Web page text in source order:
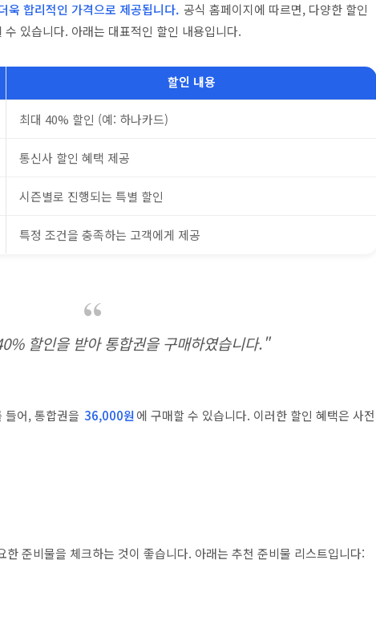
욱 합리적인 가격으로 제공됩니다. 공식 홈페이지에 따르면, 다양한 할인
있습니다. 아래는 대표적인 할인 내용입니다.
할인 내용
최대 40% 할인 (예: 하나카드)
통신사 할인 혜택 제공
시즌별로 진행되는 특별 할인
특정 조건을 충족하는 고객에게 제공
할인을 받아 통합권을 구매하였습니다."
들어, 통합권을 36,000원에 구매할 수 있습니다. 이러한 할인 혜택은 사전
준비물을 체크하는 것이 좋습니다. 아래는 추천 준비물 리스트입니다: